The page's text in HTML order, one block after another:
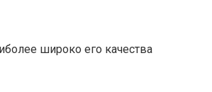
широко его качества